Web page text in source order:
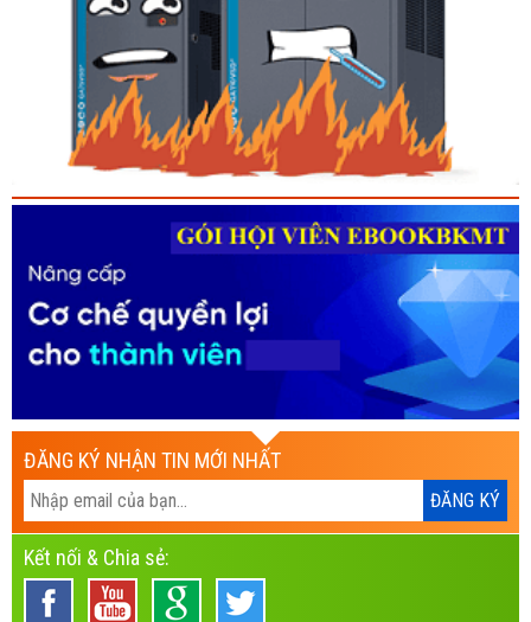
ĐĂNG KÝ NHẬN TIN MỚI NHẤT
Kết nối & Chia sẻ: